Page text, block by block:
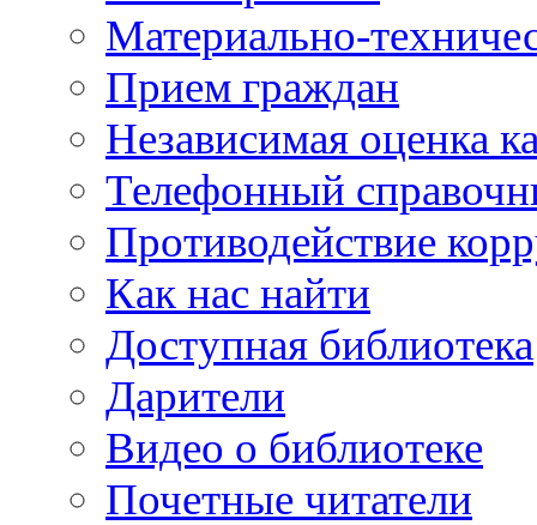
Материально-
Прием граждан
Независимая оценка
Телефонный
Противодействие
Как нас найти
Доступная библиотека
Дарители
Видео о библиотеке
Почетные читатели